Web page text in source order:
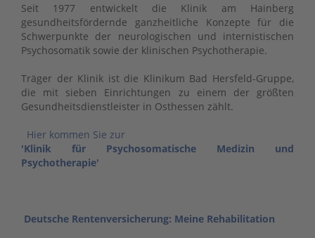
Seit 1977 entwickelt die Klinik am Hainberg
gesundheitsfördernde ganzheitliche Konzepte für die
Schwerpunkte der neurologischen und internistischen
Psychosomatik sowie der klinischen Psychotherapie.
Träger der Klinik ist die Klinikum Bad Hersfeld-Gruppe,
die mit sieben Einrichtungen zu einem der größten
Gesundheitsdienstleister in Osthessen zählt.
Hier kommen Sie zur
'Klinik für Psychosomatische Medizin und
Psychotherapie'
Deutsche Rentenversicherung: Meine Rehabilitation